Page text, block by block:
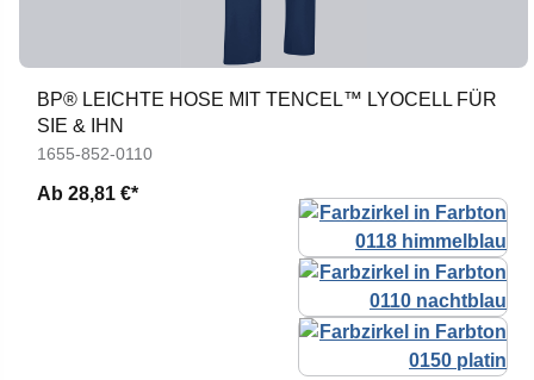
BP® LEICHTE HOSE MIT TENCEL™ LYOCELL FÜR
SIE & IHN
1655-852-0110
Ab 28,81 €*